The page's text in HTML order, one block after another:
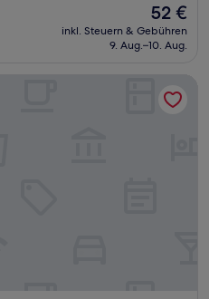
Der
Preis
beträgt
52 €
inkl. Steuern & Gebühren
9. Aug.–10. Aug.